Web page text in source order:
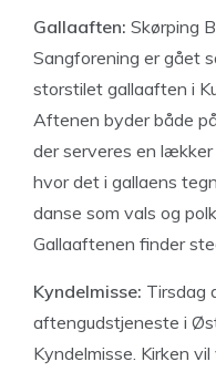
Gallaaften: Skørping
Sangforening er gået
storstilet gallaaften i
Aftenen byder både
der serveres en
hvor det i gallaens
danse som vals og
Gallaaftenen finder
Kyndelmisse: Tirsdag
aftengudstjeneste i
Kyndelmisse. Kirken